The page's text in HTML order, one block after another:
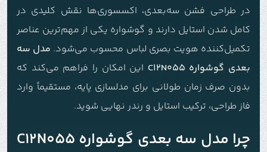
در طراحی فشن سه‌بعدی، اکسسوری‌ها نقش کلیدی در
کامل شدن استایل دارند و گوشواره یکی از مهم‌ترین عناصر
تکمیل‌کننده هویت بصری لباس محسوب می‌شود. مدل سه
بعدی گوشواره C12N055
این امکان را فراهم می‌کند که
بدون صرف زمان طولانی برای مدلسازی پایه، مستقیماً وارد
فاز طراحی، ترکیب استایل و رندر نهایی شوید.
چرا مدل سه بعدی گوشواره C12N055